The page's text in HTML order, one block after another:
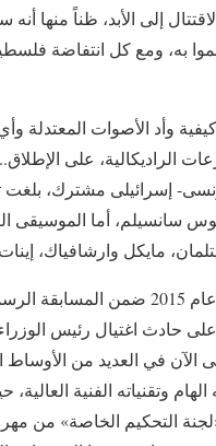
إلى الأبد، ظناً منها
به، ومع كل انتفاضة
كيفية وأد الأصوات
على الإطلاق..
أما الموسيقى
مايكل وارشافياك،
جاء العرض الأول للفيلم في الرابع
على حادث اغتيال رئيس
في العديد من الأوساط
وتقنياته الفنية
التحكيم الخاصة» من